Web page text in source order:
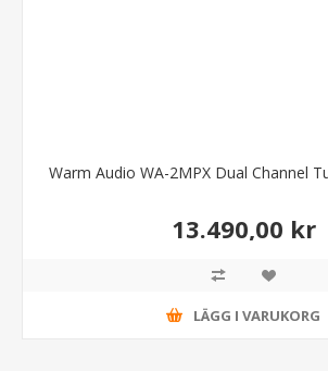
Warm Audio WA-2MPX Dual Channel
13.490,00 kr
LÄGG I VARUKORG